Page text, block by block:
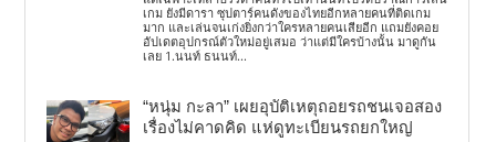
เกม ยังมีดารา ซุปตาร์คนดังของไทยอีกหลายคนที่ติดเกม
มาก และเล่นจนเก่งยิ่งกว่าใครหลายคนเสียอีก แถมยังคอย
อัปเดตอุปกรณ์ตัวใหม่อยู่เสมอ ว่าแต่มีใครบ้างนั้น มาดูกัน
เลย 1.นนท์ ธนนท์...
“หนุ่ม กะลา” เผยอุบัติเหตุถอยรถชนเจอสอง
เรื่องไม่คาดคิด แห่ดูทะเบียนรถยกใหญ่